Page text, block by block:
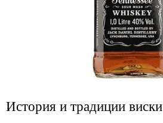
История и традиции виски